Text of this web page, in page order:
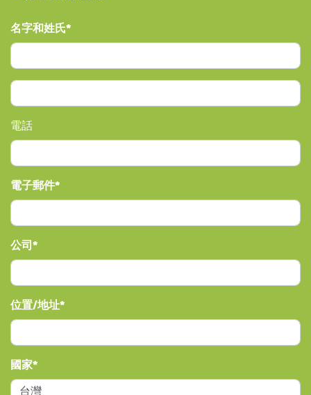
名字和姓氏
電話
電子郵件
公司
位置/地址
國家